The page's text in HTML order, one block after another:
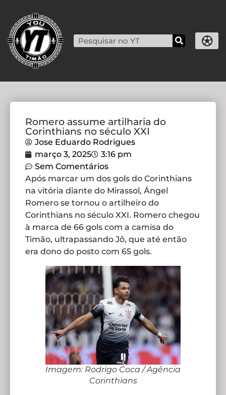
Romero assume artilharia do
Corinthians no século XXI
Jose Eduardo Rodrigues
março 3, 2025
3:16 pm
Sem Comentários
Após marcar um dos gols do Corinthians
na vitória diante do Mirassol, Ángel
Romero se tornou o artilheiro do
Corinthians no século XXI. Romero chegou
à marca de 66 gols com a camisa do
Timão, ultrapassando Jô, que até então
era dono do posto com 65 gols.
Imagem: Rodrigo Coca / Agência
Corinthians